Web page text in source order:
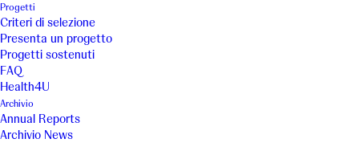
Progetti
Criteri di selezione
Presenta un progetto
Progetti sostenuti
FAQ
Health4U
Archivio
Annual Reports
Archivio News